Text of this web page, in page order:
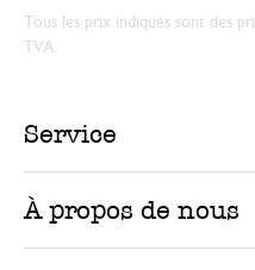
Tous les prix indiqués sont des
TVA.
Service
À propos de nous